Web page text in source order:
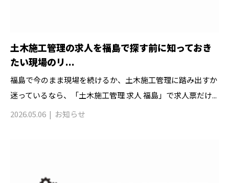
土木施工管理の求人を福島で探す前に知っておき
たい現場のリ...
福島で今のまま現場を続けるか、土木施工管理に踏み出すか
迷っているなら、「土木施工管理 求人 福島」で求人票だけ...
2026.05.06
お知らせ